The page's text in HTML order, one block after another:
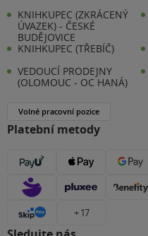
KNIHKUPEC (ZKRÁCENÝ
ÚVAZEK) - ČESKÉ
BUDĚJOVICE
KNIHKUPEC (TŘEBÍČ)
VEDOUCÍ PRODEJNY
(OLOMOUC - OC HANÁ)
Volné pracovní pozice
Platební metody
+ 17